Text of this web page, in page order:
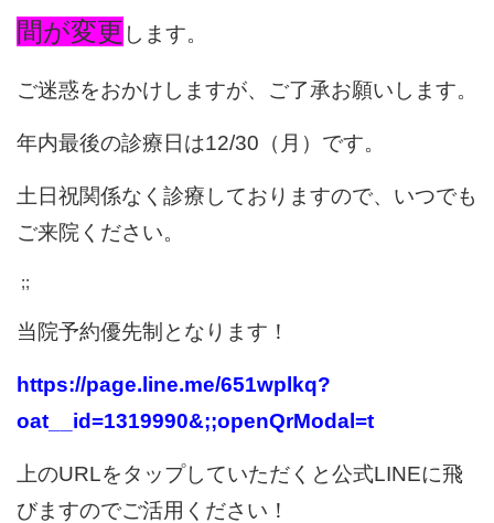
間が変更 します。
ご迷惑をおかけしますが、ご了承お願いします。
年内最後の診療日は12/30（月）です。
土日祝関係なく診療しておりますので、いつでも
ご来院ください。
;;
当院予約優先制となります！
https://page.line.me/651wplkq?
oat__id=1319990&;;openQrModal=t
上のURLをタップしていただくと公式LINEに飛
びますのでご活用ください！